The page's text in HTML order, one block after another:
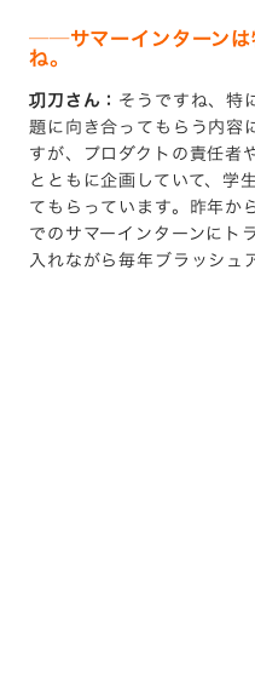
──サマーインターン
ね。
㓛刀さん： そうですね、特
題に向き合ってもらう内容
すが、プロダクトの責任者
とともに企画していて、学
てもらっています。昨年か
でのサマーインターンにト
入れながら毎年ブラッシュ